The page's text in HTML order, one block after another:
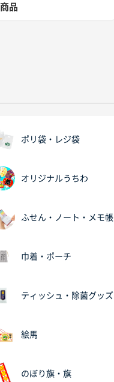
商品
ポリ袋・レジ袋
オリジナルうちわ
ふせん・ノート・メモ帳
巾着・ポーチ
ティッシュ・除菌グッズ
絵馬
のぼり旗・旗